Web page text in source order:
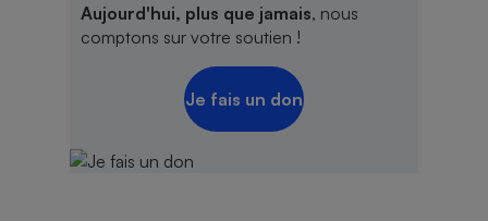
Aujourd'hui, plus que jamais, nous
comptons sur votre soutien !
Je fais un don